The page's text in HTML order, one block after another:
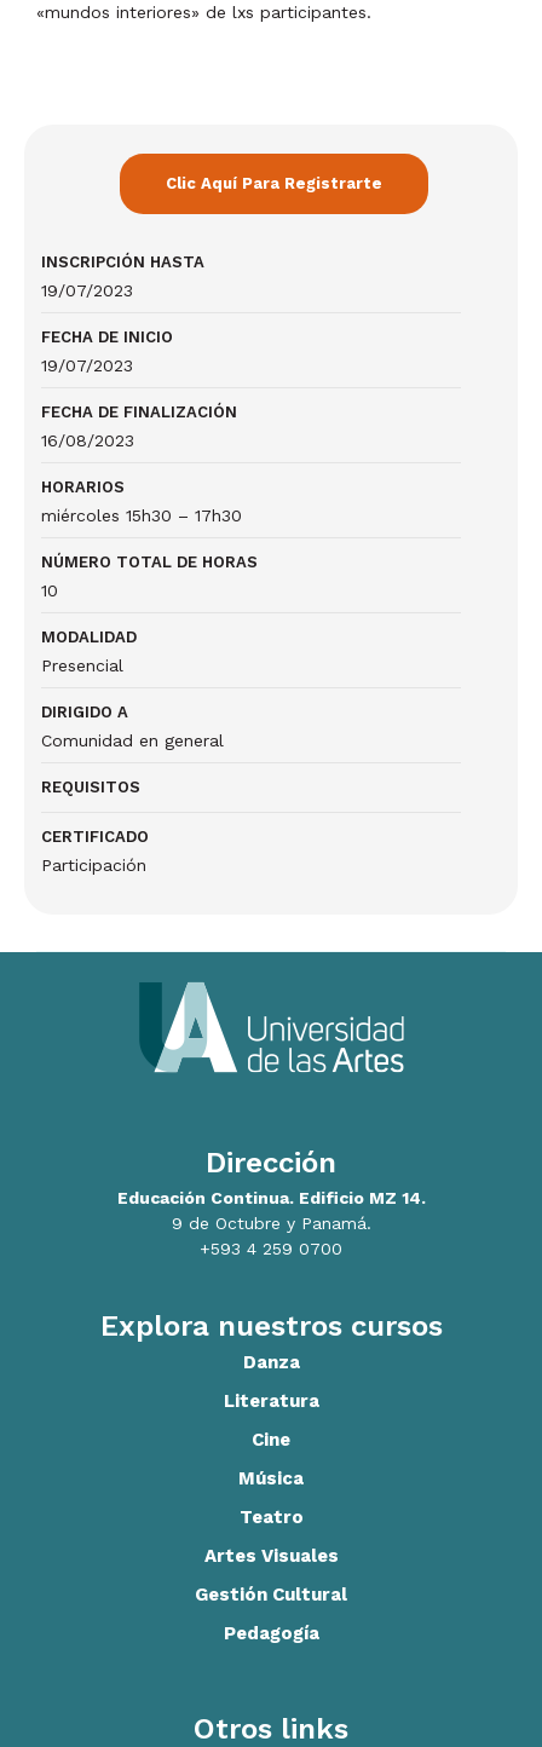
«mundos interiores» de lxs participantes.
Clic Aquí Para Registrarte
INSCRIPCIÓN HASTA
19/07/2023
FECHA DE INICIO
19/07/2023
FECHA DE FINALIZACIÓN
16/08/2023
HORARIOS
miércoles 15h30 – 17h30
NÚMERO TOTAL DE HORAS
10
MODALIDAD
Presencial
DIRIGIDO A
Comunidad en general
REQUISITOS
CERTIFICADO
Participación
Dirección
Educación Continua. Edificio MZ 14.
9 de Octubre y Panamá.
+593 4 259 0700
Explora nuestros cursos
Danza
Literatura
Cine
Música
Teatro
Artes Visuales
Gestión Cultural
Pedagogía
Otros links